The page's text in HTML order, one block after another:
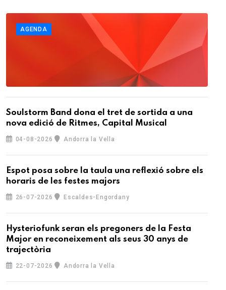
AGENDA
Soulstorm Band dona el tret de sortida a una
nova edició de Ritmes, Capital Musical
04-08-2026 Andorra la Vella
Espot posa sobre la taula una reflexió sobre els
horaris de les festes majors
26-07-2026 Escaldes-Engordany
Hysteriofunk seran els pregoners de la Festa
Major en reconeixement als seus 30 anys de
trajectòria
22-07-2026 Andorra la Vella